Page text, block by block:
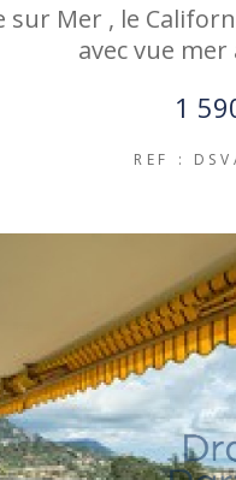
sur Mer , le
avec vue
1
REF :